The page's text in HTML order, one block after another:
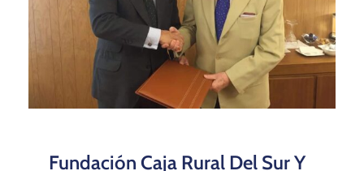
Fundación Caja Rural Del Sur Y